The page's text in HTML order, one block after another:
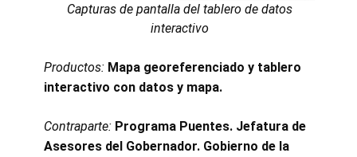
Capturas de pantalla del tablero de datos
interactivo
Productos: Mapa georeferenciado y tablero
interactivo con datos y mapa.
Contraparte: Programa Puentes. Jefatura de
Asesores del Gobernador. Gobierno de la